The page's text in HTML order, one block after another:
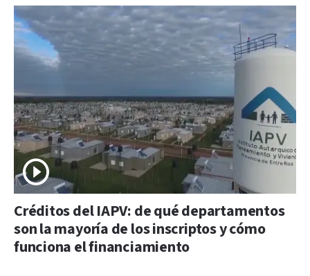
Créditos del IAPV: de qué departamentos
son la mayoría de los inscriptos y cómo
funciona el financiamiento